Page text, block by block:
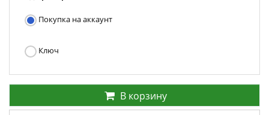
Покупка на аккаунт
Ключ
В корзину